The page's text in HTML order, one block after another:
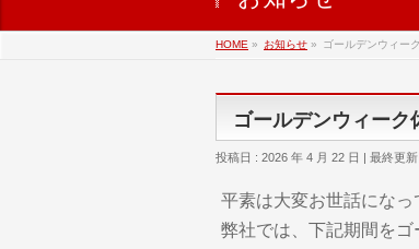
HOME » お知らせ » ゴールデンウィー
ゴールデンウィーク
投稿日 : 2026 年 4 月 22 日 最終更
平素は大変お世話になっ
弊社では、下記期間をゴ